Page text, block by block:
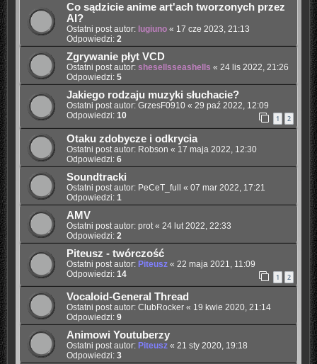
Co sądzicie anime art'ach tworzonych przez
AI?
Ostatni post autor: lugiuno« 17 cze 2023, 21:13
Odpowiedzi: 2
Zgrywanie płyt VCD
Ostatni post autor: shesellsseashells « 24 lis 2022, 21:26
Odpowiedzi: 5
Jakiego rodzaju muzyki słuchacie?
Ostatni post autor: GrzesF0910« 29 paź 2022, 12:09
Odpowiedzi: 10 1 2
Otaku zdobycze i odkrycia
Ostatni post autor: Robson « 17 maja 2022, 12:30
Odpowiedzi: 6
Soundtracki
Ostatni post autor: PeCeT_full « 07 mar 2022, 17:21
Odpowiedzi: 1
AMV
Ostatni post autor: prot« 24 lut 2022, 22:33
Odpowiedzi: 2
Piteusz - twórczość
Ostatni post autor: Piteusz« 22 maja 2021, 11:09
Odpowiedzi: 14 1 2
Vocaloid-General Thread
Ostatni post autor: ClubRocker« 19 kwie 2020, 21:14
Odpowiedzi: 9
Animowi Youtuberzy
Ostatni post autor: Piteusz« 21 sty 2020, 19:18
Odpowiedzi: 3